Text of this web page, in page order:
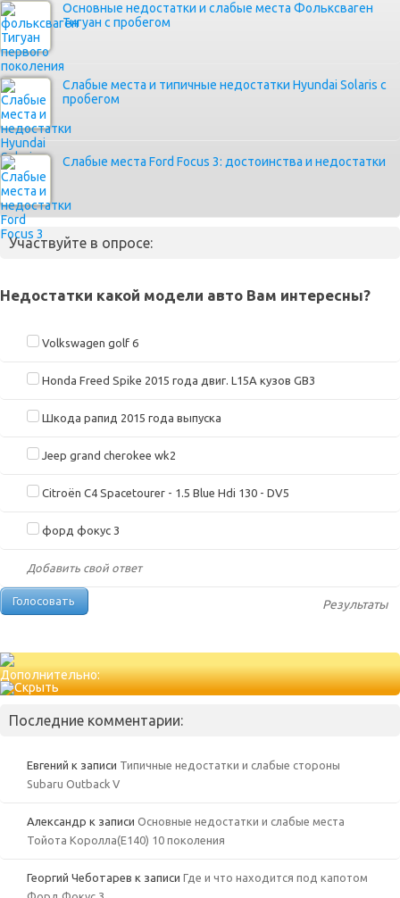
Основные недостатки и слабые места Фольксваген
Тигуан с пробегом
Слабые места и типичные недостатки Hyundai Solaris с
пробегом
Слабые места Ford Focus 3: достоинства и недостатки
Участвуйте в опросе:
Недостатки какой модели авто Вам интересны?
Volkswagen golf 6
Honda Freed Spike 2015 года двиг. L15A кузов GB3
Шкода рапид 2015 года выпуска
Jeep grand cherokee wk2
Citroën C4 Spacetourer - 1.5 Blue Hdi 130 - DV5
форд фокус 3
Добавить свой ответ
Результаты
Дополнительно:
Последние комментарии:
Евгений к записи Типичные недостатки и слабые стороны
Subaru Outback V
Александр к записи Основные недостатки и слабые места
Тойота Королла(Е140) 10 поколения
Георгий Чеботарев к записи Где и что находится под капотом